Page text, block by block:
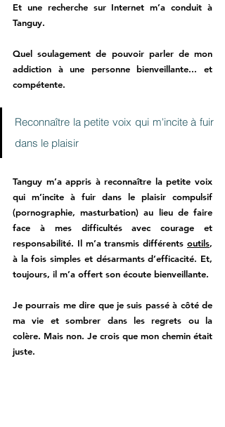
Et une recherche sur Internet m’a conduit à
Tanguy.
Quel soulagement de pouvoir parler de mon
addiction à une personne bienveillante... et
compétente.
Reconnaître la petite voix qui m'incite à fuir
dans le plaisir
Tanguy m’a appris à reconnaître la petite voix
qui m’incite à fuir dans le plaisir compulsif
(pornographie, masturbation) au lieu de faire
face à mes difficultés avec courage et
responsabilité. Il m’a transmis différents outils,
à la fois simples et désarmants d’efficacité. Et,
toujours, il m’a offert son écoute bienveillante.
Je pourrais me dire que je suis passé à côté de
ma vie et sombrer dans les regrets ou la
colère. Mais non. Je crois que mon chemin était
juste.